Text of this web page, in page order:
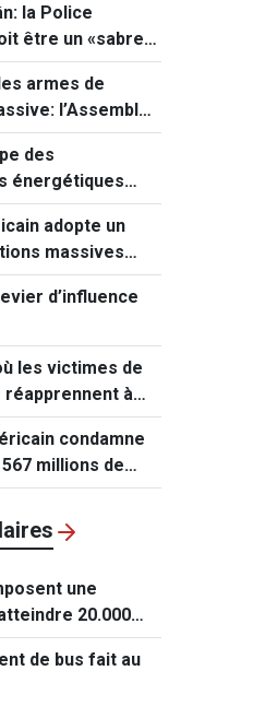
la Police
être un «sabre
la lutte contre la
armes de
l’Assemblée
renforcer la
des
énergétiques
adopte un
massives
d’influence
les victimes de
à
condamne
millions de
affaire
une
20.000
de visa
de 50 pays
de bus fait au